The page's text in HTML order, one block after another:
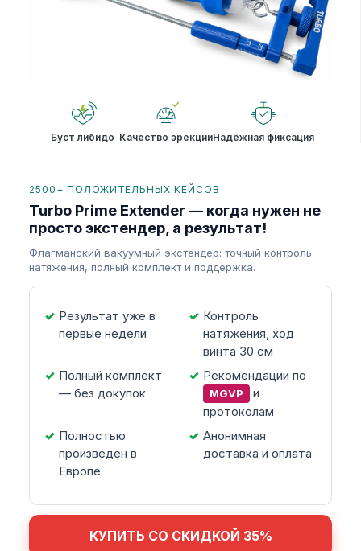
Буст либидо Качество эрекцииНадёжная фиксация
2500+ ПОЛОЖИТЕЛЬНЫХ КЕЙСОВ
Turbo Prime Extender — когда нужен не
просто экстендер, а результат!
Флагманский вакуумный экстендер: точный контроль
натяжения, полный комплект и поддержка.
Результат уже в
первые недели
Контроль
натяжения, ход
винта 30 см
Полный комплект
— без докупок
Рекомендации по
MGVP
и
протоколам
Полностью
произведен в
Европе
Анонимная
доставка и оплата
КУПИТЬ СО СКИДКОЙ 35%